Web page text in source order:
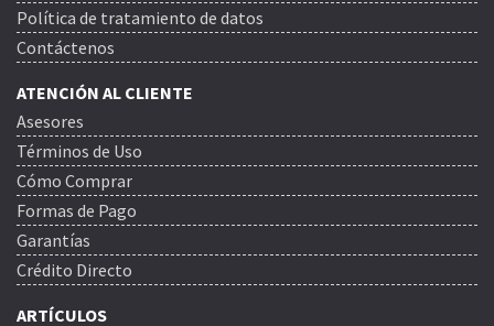
Política de tratamiento de datos
Contáctenos
ATENCIÓN AL CLIENTE
Asesores
Términos de Uso
Cómo Comprar
Formas de Pago
Garantías
Crédito Directo
ARTÍCULOS